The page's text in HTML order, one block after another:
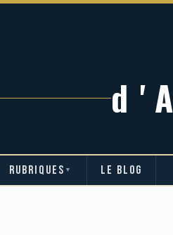
RUBRIQUES ▼ LE BLOG